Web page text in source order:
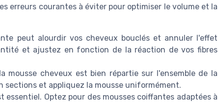
erreurs courantes à éviter pour optimiser le volume et la
peut alourdir vos cheveux bouclés et annuler l'effet
et ajustez en fonction de la réaction de vos fibres
mousse cheveux est bien répartie sur l'ensemble de la
sections et appliquez la mousse uniformément.
essentiel. Optez pour des mousses coiffantes adaptées à